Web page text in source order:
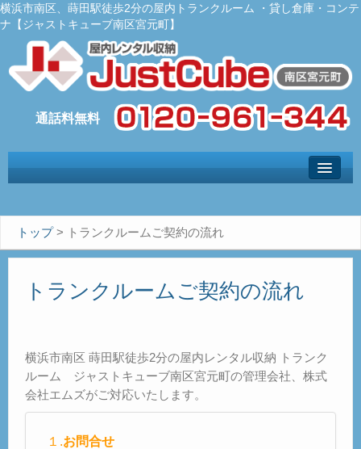
横浜市南区、蒔田駅徒歩2分の屋内トランクルーム ・貸し倉庫・コンテ
ナ【ジャストキューブ南区宮元町】
トップ
– Top –
ご利用案内
– User guide –
– Size Price –
ご見学
– Tour –
トップ> トランクルームご契約の流れ
トランクルームご契約の流れ
横浜市南区 蒔田駅徒歩2分の屋内レンタル収納 トランク
ルーム ジャストキューブ南区宮元町の管理会社、株式
会社エムズがご対応いたします。
１.お問合せ